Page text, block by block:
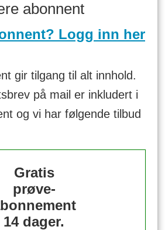
abonnent
Logg inn her
gir tilgang til alt innhold.
på mail er inkludert i
og vi har følgende tilbud
Gratis
prøve-
14 dager.